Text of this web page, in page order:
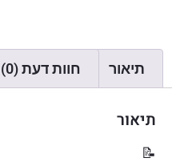
תיאור חוות דעת (0)
תיאור
📝